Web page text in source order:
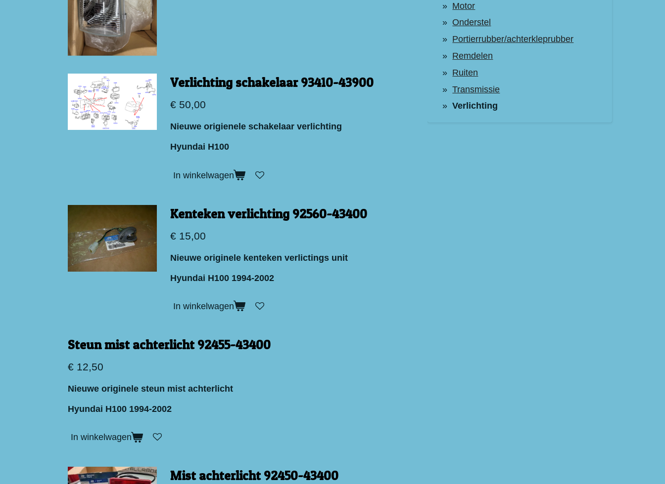
Verlichting schakelaar 93410-43900
€ 50,00
Nieuwe origienele schakelaar verlichting
Hyundai H100
In winkelwagen
Kenteken verlichting 92560-43400
€ 15,00
Nieuwe originele kenteken verlictings unit
Hyundai H100 1994-2002
In winkelwagen
Steun mist achterlicht 92455-43400
€ 12,50
Nieuwe originele steun mist achterlicht
Hyundai H100 1994-2002
In winkelwagen
Mist achterlicht 92450-43400
Motor
Onderstel
Portierrubber/achterkleprubber
Remdelen
Ruiten
Transmissie
Verlichting